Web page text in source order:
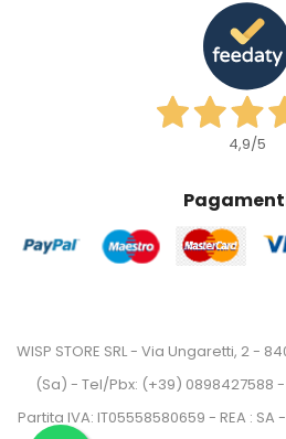
4,9/5
WISP STORE SRL - Via Ungaretti, 2 -
(Sa) - Tel/Pbx: (+39) 0898427588
Partita IVA: IT05558580659 - REA :